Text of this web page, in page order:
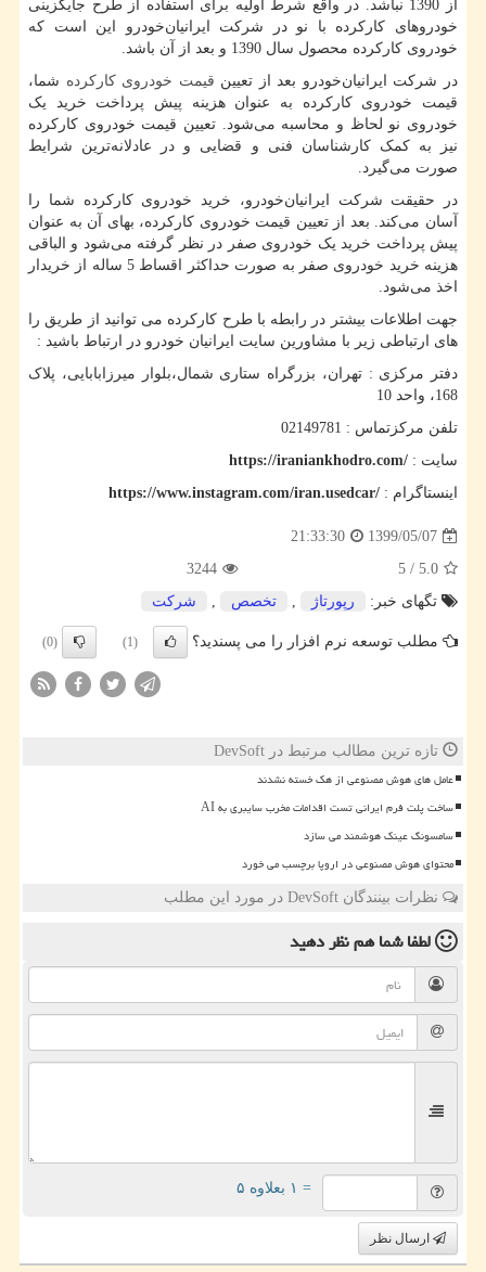
از 1390 نباشد. در واقع شرط اولیه برای استفاده از طرح جایگزینی
خودروهای کارکرده با نو در شرکت ایرانیان‌خودرو این است که
خودروی کارکرده محصول سال 1390 و بعد از آن باشد.
در شرکت ایرانیان‌خودرو بعد از تعیین قیمت خودروی کارکرده شما،
قیمت خودروی کارکرده به عنوان هزینه پیش پرداخت خرید یک
خودروی نو لحاظ و محاسبه می‌شود. تعیین قیمت خودروی کارکرده
نیز به کمک کارشناسان فنی و قضایی و در عادلانه‌ترین شرایط
صورت می‌گیرد.
در حقیقت شرکت ایرانیان‌خودرو، خرید خودروی کارکرده شما را
آسان می‌کند. بعد از تعیین قیمت خودروی کارکرده، بهای آن به عنوان
پیش پرداخت خرید یک خودروی صفر در نظر گرفته می‌شود و الباقی
هزینه خرید خودروی صفر به صورت حداکثر اقساط 5 ساله از خریدار
اخذ می‌شود.
جهت اطلاعات بیشتر در رابطه با طرح کارکرده می توانید از طریق را
های ارتباطی زیر با مشاورین سایت ایرانیان خودرو در ارتباط باشید :
دفتر مرکزی : تهران، بزرگراه ستاری شمال،بلوار میرزابابایی، پلاک
168، واحد 10
تلفن مرکزتماس : 02149781
سایت : https://iraniankhodro.com/
اینستاگرام : https://www.instagram.com/iran.usedcar/
1399/05/07
21:33:30
5.0
/
5
3244
تگهای خبر:
رپورتاژ , تخصص , شركت
مطلب توسعه نرم افزار را می پسندید؟ (1)
(0)
تازه ترین مطالب مرتبط در DevSoft
عامل های هوش مصنوعی از هک خسته نشدند
ساخت پلت فرم ایرانی تست اقدامات مخرب سایبری به AI
سامسونگ عینک هوشمند می سازد
محتوای هوش مصنوعی در اروپا برچسب می خورد
نظرات بینندگان DevSoft در مورد این مطلب
لطفا شما همنظر دهید
= ۱ بعلاوه ۵
ارسال نظر